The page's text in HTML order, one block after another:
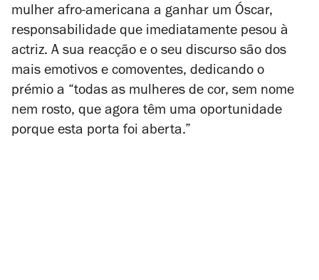
mulher afro-americana a ganhar um Óscar,
responsabilidade que imediatamente pesou à
actriz. A sua reacção e o seu discurso são dos
mais emotivos e comoventes, dedicando o
prémio a “todas as mulheres de cor, sem nome
nem rosto, que agora têm uma oportunidade
porque esta porta foi aberta.”